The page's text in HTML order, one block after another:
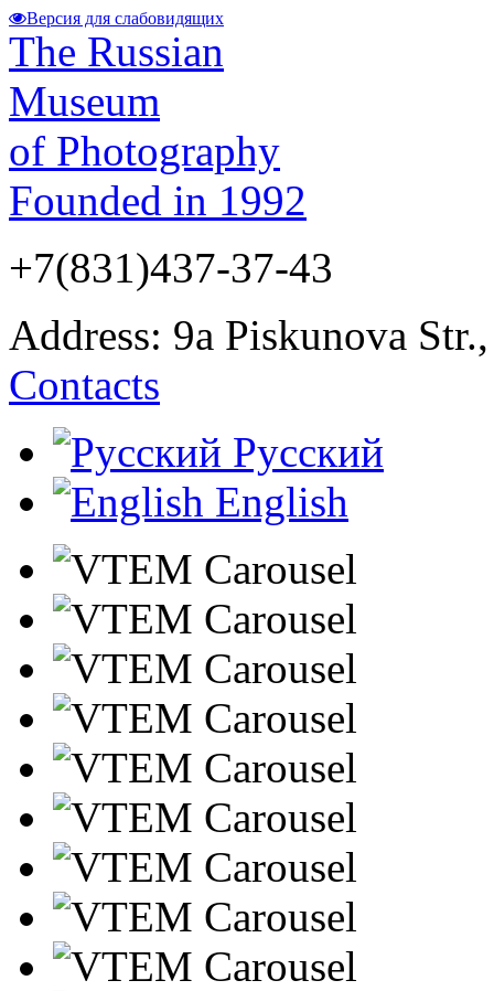
Версия для слабовидящих
The Russian
Museum
of Photography
Founded in 1992
+7(831)437-37-43
Address: 9а Piskunova
Contacts
Русский
English